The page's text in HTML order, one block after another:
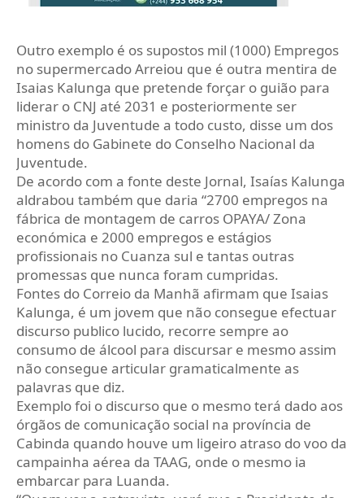
Outro exemplo é os supostos mil (1000) Empregos
no supermercado Arreiou que é outra mentira de
Isaias Kalunga que pretende forçar o guião para
liderar o CNJ até 2031 e posteriormente ser
ministro da Juventude a todo custo, disse um dos
homens do Gabinete do Conselho Nacional da
Juventude.
De acordo com a fonte deste Jornal, Isaías Kalunga
aldrabou também que daria “2700 empregos na
fábrica de montagem de carros OPAYA/ Zona
económica e 2000 empregos e estágios
profissionais no Cuanza sul e tantas outras
promessas que nunca foram cumpridas.
Fontes do Correio da Manhã afirmam que Isaias
Kalunga, é um jovem que não consegue efectuar
discurso publico lucido, recorre sempre ao
consumo de álcool para discursar e mesmo assim
não consegue articular gramaticalmente as
palavras que diz.
Exemplo foi o discurso que o mesmo terá dado aos
órgãos de comunicação social na província de
Cabinda quando houve um ligeiro atraso do voo da
campainha aérea da TAAG, onde o mesmo ia
embarcar para Luanda.